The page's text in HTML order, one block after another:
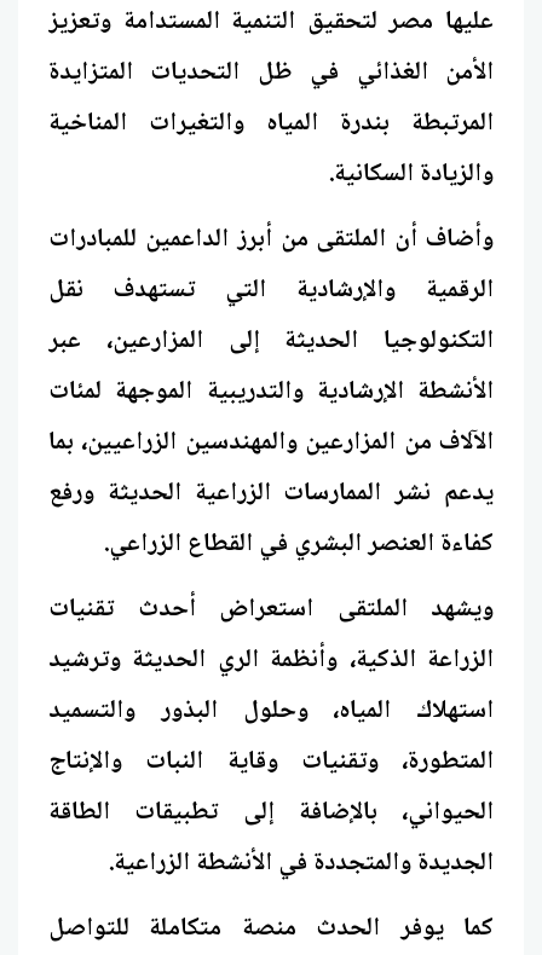
عليها مصر لتحقيق التنمية المستدامة وتعزيز
الأمن الغذائي في ظل التحديات المتزايدة
المرتبطة بندرة المياه والتغيرات المناخية
والزيادة السكانية.
وأضاف أن الملتقى من أبرز الداعمين للمبادرات
الرقمية والإرشادية التي تستهدف نقل
التكنولوجيا الحديثة إلى المزارعين، عبر
الأنشطة الإرشادية والتدريبية الموجهة لمئات
الآلاف من المزارعين والمهندسين الزراعيين، بما
يدعم نشر الممارسات الزراعية الحديثة ورفع
كفاءة العنصر البشري في القطاع الزراعي.
ويشهد الملتقى استعراض أحدث تقنيات
الزراعة الذكية، وأنظمة الري الحديثة وترشيد
استهلاك المياه، وحلول البذور والتسميد
المتطورة، وتقنيات وقاية النبات والإنتاج
الحيواني، بالإضافة إلى تطبيقات الطاقة
الجديدة والمتجددة في الأنشطة الزراعية.
كما يوفر الحدث منصة متكاملة للتواصل